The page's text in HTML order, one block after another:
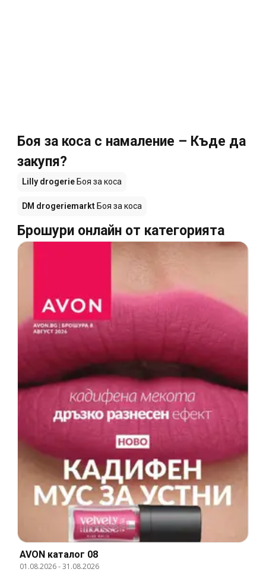
Боя за коса с намаление – Къде да
закупя?
Lilly drogerie Боя за коса
DM drogeriemarkt Боя за коса
Брошури онлайн от категорията
AVON каталог 08
01.08.2026-31.08.2026